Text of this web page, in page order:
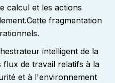
calcul et les actions
Cette fragmentation
intelligent de la
de travail relatifs à la
et à l'environnement